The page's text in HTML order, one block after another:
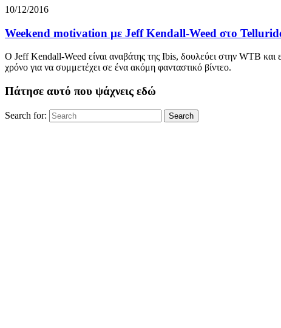
10/12/2016
Weekend motivation με Jeff Kendall-Weed στο
Ο Jeff Kendall-Weed είναι αναβάτης της Ibis, δουλεύει στην WTB και
χρόνο για να συμμετέχει σε ένα ακόμη φανταστικό βίντεο.
Πάτησε αυτό που ψάχνεις εδώ
Search for: Search